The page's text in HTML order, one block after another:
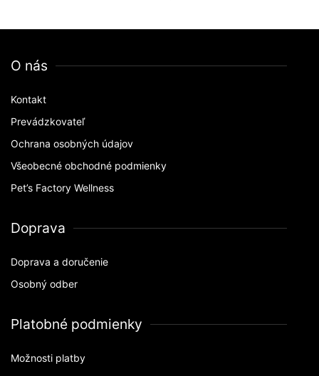
O nás
Kontakt
Prevádzkovateľ
Ochrana osobných údajov
Všeobecné obchodné podmienky
Pet’s Factory Wellness
Doprava
Doprava a doručenie
Osobný odber
Platobné podmienky
Možnosti platby